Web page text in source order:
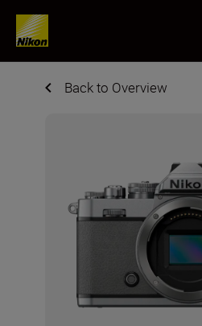
Back to Overview